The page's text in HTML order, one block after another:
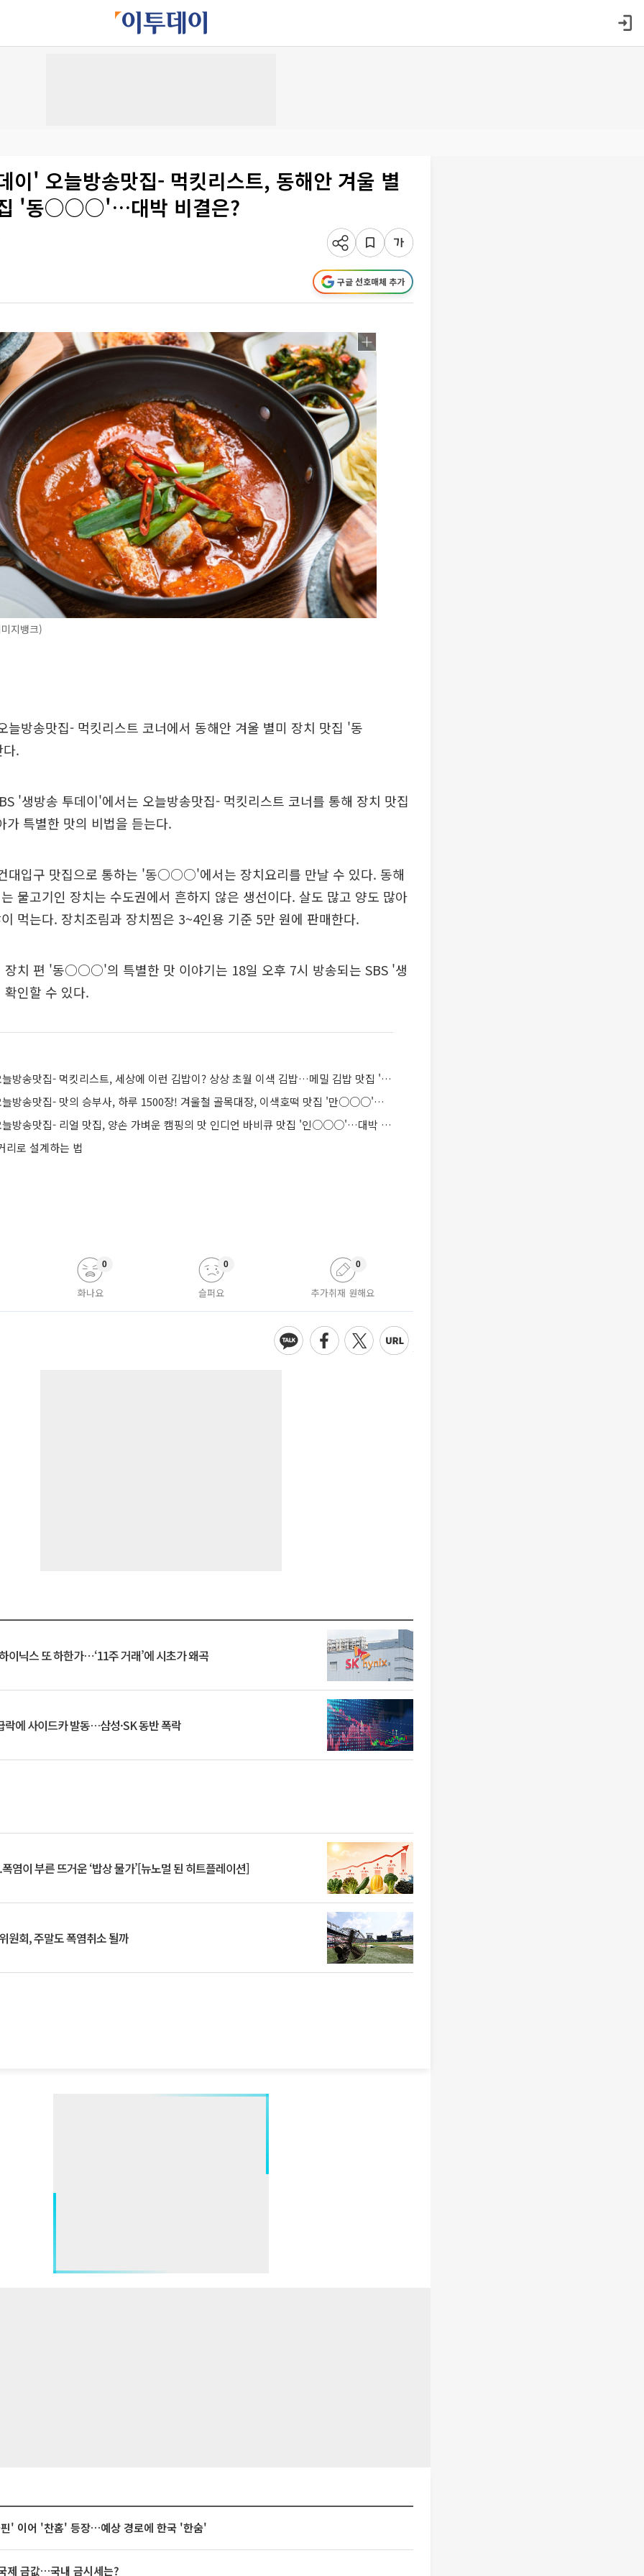
이' 오늘방송맛집- 먹킷리스트, 동해안 겨울 별
집 '동○○○'…대박 비결은?
구글 선호매체 추가
지뱅크)
늘방송맛집- 먹킷리스트 코너에서 동해안 겨울 별미 장치 맛집 '동
.
'생방송 투데이'에서는 오늘방송맛집- 먹킷리스트 코너를 통해 장치 맛집
특별한 맛의 비법을 듣는다.
대입구 맛집으로 통하는 '동○○○'에서는 장치요리를 만날 수 있다. 동해
물고기인 장치는 수도권에서 흔하지 않은 생선이다. 살도 많고 양도 많아
먹는다. 장치조림과 장치찜은 3~4인용 기준 5만 원에 판매한다.
장치 편 '동○○○'의 특별한 맛 이야기는 18일 오후 7시 방송되는 SBS '생
인할 수 있다.
'생방송 투데이' 오늘방송맛집- 먹킷리스트, 세상에 이런 김밥이? 상상 초월 이색 김밥…메밀 김밥 맛집 '136○○○'
'생방송 투데이' 오늘방송맛집- 맛의 승부사, 하루 1500장! 겨울철 골목대장, 이색호떡 맛집 '만○○○'의 비결은?…단팥호떡·꿀호떡·김치치즈호떡
'생방송 투데이' 오늘방송맛집- 리얼 맛집, 양손 가벼운 캠핑의 맛 인디언 바비큐 맛집 '인○○○'…대박 비결은?
리로 설계하는 법
화나요
0
슬퍼요
0
추가취재 원해요
0
이닉스 또 하한가⋯‘11주 거래’에 시초가 왜곡
락에 사이드카 발동…삼성·SK 동반 폭락
염이 부른 뜨거운 ‘밥상 물가’[뉴노멀 된 히트플레이션]
원회, 주말도 폭염취소 될까
' 이어 '찬홈' 등장…예상 경로에 한국 '한숨'
제 금값…국내 금시세는?